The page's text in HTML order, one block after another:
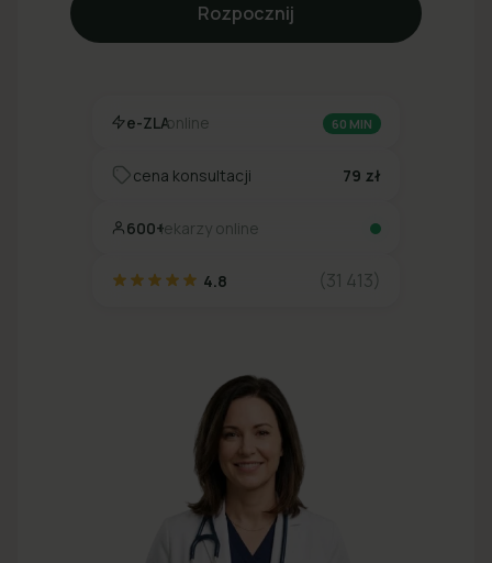
Rozpocznij
e-ZLAonline 60 MIN
cena konsultacji 79 zł
600+lekarzy online
4.8 (31 413)